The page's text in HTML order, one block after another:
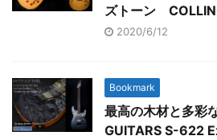
ズトーン
2020/6/12
Bookmark
最高の木材と多
GUITARS S-622